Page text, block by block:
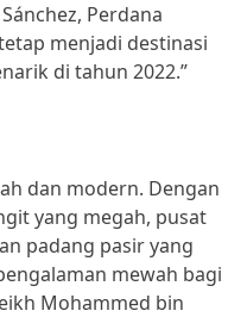
Perdana
menjadi destinasi
di tahun 2022.”
dan modern. Dengan
yang megah, pusat
padang pasir yang
mewah bagi
Mohammed bin